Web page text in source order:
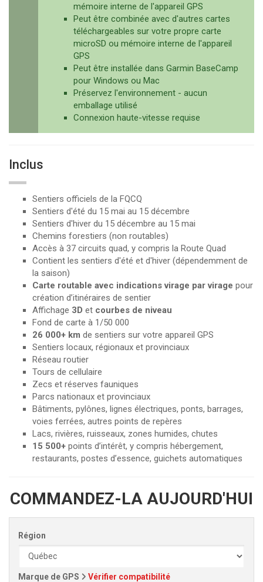
mémoire interne de l'appareil GPS
Peut être combinée avec d'autres cartes
téléchargeables sur votre propre carte
microSD ou mémoire interne de l'appareil
GPS
Peut être installée dans Garmin BaseCamp
pour Windows ou Mac
Préservez l'environnement - aucun
emballage utilisé
Connexion haute-vitesse requise
Inclus
Sentiers officiels de la FQCQ
Sentiers d'été du 15 mai au 15 décembre
Sentiers d'hiver du 15 décembre au 15 mai
Chemins forestiers (non routables)
Accès à 37 circuits quad, y compris la Route Quad
Contient les sentiers d'été et d'hiver (dépendemment de
la saison)
Carte routable avec indications virage par virage pour
création d’itinéraires de sentier
Affichage 3D et courbes de niveau
Fond de carte à 1/50 000
26 000+ km de sentiers sur votre appareil GPS
Sentiers locaux, régionaux et provinciaux
Réseau routier
Tours de cellulaire
Zecs et réserves fauniques
Parcs nationaux et provinciaux
Bâtiments, pylônes, lignes électriques, ponts, barrages,
voies ferrées, autres points de repères
Lacs, rivières, ruisseaux, zones humides, chutes
15 500+ points d’intérêt, y compris hébergement,
restaurants, postes d’essence, guichets automatiques
COMMANDEZ-LA AUJOURD'HUI
Région
Marque de GPS Vérifier compatibilité